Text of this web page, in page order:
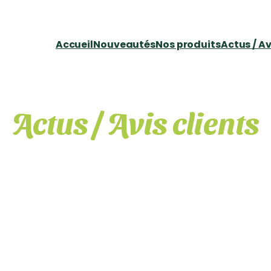
AccueilNouveautésNos produitsActus /
Actus / Avis clients